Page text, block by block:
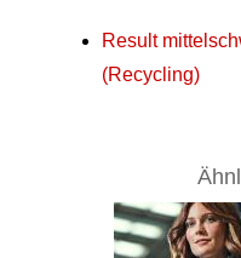
Result
(Recycling)